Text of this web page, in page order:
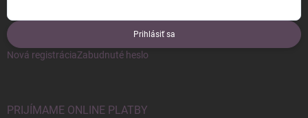
Prihlásiť sa
Nová registráciaZabudnuté heslo
PRIJÍMAME ONLINE PLATBY